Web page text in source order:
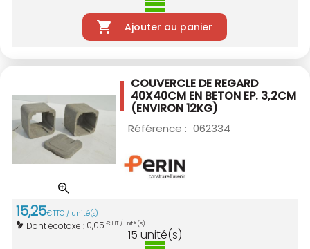
Ajouter au panier
COUVERCLE DE REGARD
40X40CM EN BETON EP. 3,2CM
(ENVIRON 12KG)
Référence : 062334
15,25€TTC / unité(s)
Dont écotaxe : 0,05 € HT / unité(s)
15 unité(s)